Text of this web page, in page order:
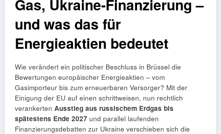
Gas, Ukraine-Finanzierung –
und was das für
Energieaktien bedeutet
Wie verändert ein politischer Beschluss in Brüssel die
Bewertungen europäischer Energieaktien – vom
Gasimporteur bis zum erneuerbaren Versorger? Mit der
Einigung der EU auf einen schrittweisen, nun rechtlich
verankerten Ausstieg aus russischem Erdgas bis
spätestens Ende 2027 und parallel laufenden
Finanzierungsdebatten zur Ukraine verschieben sich die